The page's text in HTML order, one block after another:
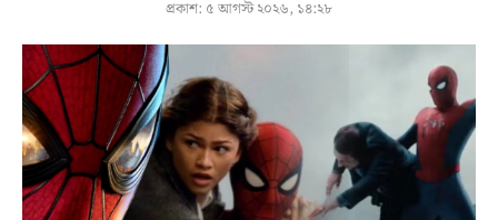
প্রকাশ: ৫ আগস্ট ২০২৬, ১৪:২৮